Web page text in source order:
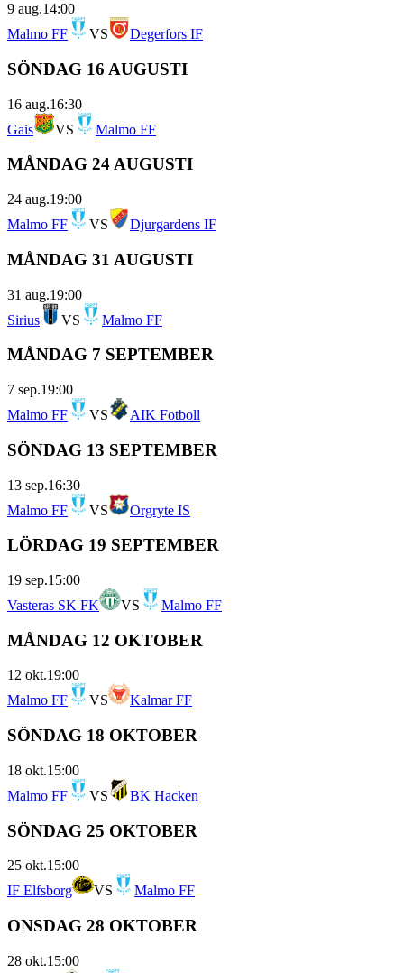
9 aug.14:00
Malmo FF
VS Degerfors IF
SÖNDAG 16 AUGUSTI
16 aug.16:30
Gais
VS Malmo FF
MÅNDAG 24 AUGUSTI
24 aug.19:00
Malmo FF
VS Djurgardens IF
MÅNDAG 31 AUGUSTI
31 aug.19:00
Sirius
VS Malmo FF
MÅNDAG 7 SEPTEMBER
7 sep.19:00
Malmo FF
VS AIK Fotboll
SÖNDAG 13 SEPTEMBER
13 sep.16:30
Malmo FF
VS Orgryte IS
LÖRDAG 19 SEPTEMBER
19 sep.15:00
Vasteras SK FK
VS Malmo FF
MÅNDAG 12 OKTOBER
12 okt.19:00
Malmo FF
VS Kalmar FF
SÖNDAG 18 OKTOBER
18 okt.15:00
Malmo FF
VS BK Hacken
SÖNDAG 25 OKTOBER
25 okt.15:00
IF Elfsborg
VS Malmo FF
ONSDAG 28 OKTOBER
28 okt.15:00